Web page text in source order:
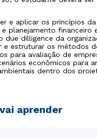
e aplicar os princípios da
planejamento financeiro
due dilligence da
e estruturar os métodos
para avaliação de
econômicos para
dentro dos
de investimentos
empresarial.
aprender